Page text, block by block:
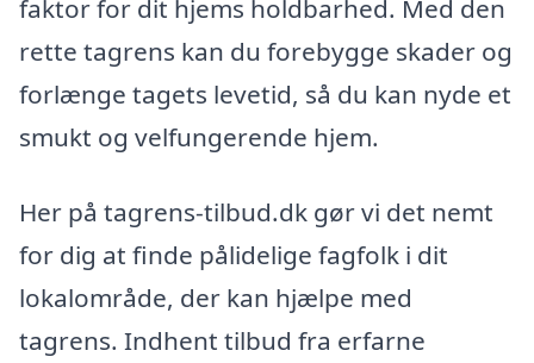
faktor for dit hjems holdbarhed. Med den
rette tagrens kan du forebygge skader og
forlænge tagets levetid, så du kan nyde et
smukt og velfungerende hjem.
Her på tagrens-tilbud.dk gør vi det nemt
for dig at finde pålidelige fagfolk i dit
lokalområde, der kan hjælpe med
tagrens. Indhent tilbud fra erfarne